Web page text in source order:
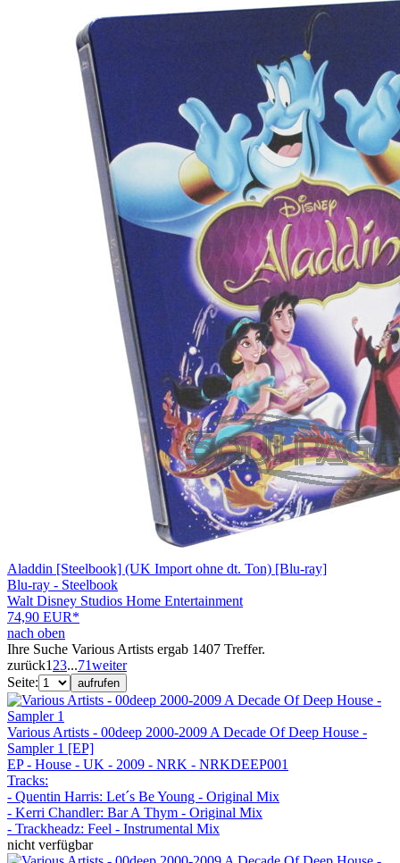
Aladdin [Steelbook] (UK Import ohne dt. Ton) [Blu-ray]
Blu-ray - Steelbook
Walt Disney Studios Home Entertainment
74,90 EUR*
nach oben
Ihre Suche Various Artists ergab 1407 Treffer.
zurück1 23...71weiter
Seite:
aufrufen
Various Artists - 00deep 2000-2009 A Decade Of Deep House -
Sampler 1 [EP]
EP - House - UK - 2009 - NRK - NRKDEEP001
Tracks:
- Quentin Harris: Let´s Be Young - Original Mix
- Kerri Chandler: Bar A Thym - Original Mix
- Trackheadz: Feel - Instrumental Mix
nicht verfügbar